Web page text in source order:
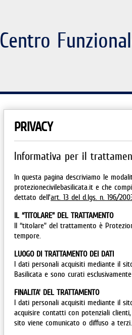
Centro
PRIVACY
Informativa per il
In questa pagina descriviamo le
protezionecivilebasilicata.it e che
dettato dell’art. 13 del d.lgs. n. 196/
IL “TITOLARE” DEL TRATTAMENTO
Il “titolare” del trattamento è
tempore.
LUOGO DI TRATTAMENTO DEI DATI
I dati personali acquisiti mediante il
Basilicata e sono curati
FINALITA’ DEL TRATTAMENTO
I dati personali acquisiti mediante il
acquisire contatti con potenziali
sito viene comunicato o diffuso a terzi.